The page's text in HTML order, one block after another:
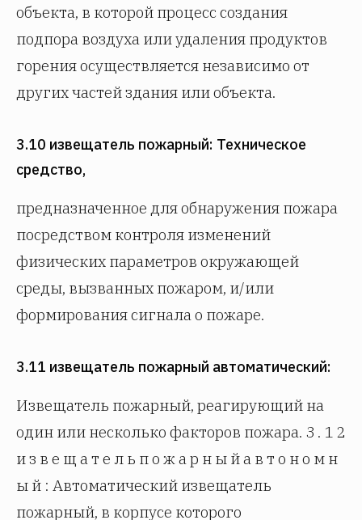
объекта, в которой процесс создания
подпора воздуха или удаления продуктов
горения осуществляется независимо от
других частей здания или объекта.
3.10 извещатель пожарный: Техническое
средство,
предназначенное для обнаружения пожара
посредством контроля изменений
физических параметров окружающей
среды, вызванных пожаром, и/или
формирования сигнала о пожаре.
3.11 извещатель пожарный автоматический:
Извещатель пожарный, реагирующий на
один или несколько факторов пожара. 3 . 1 2
и з в е щ а т е л ь п о ж а р н ы й а в т о н о м н
ы й : Автоматический извещатель
пожарный, в корпусе которого